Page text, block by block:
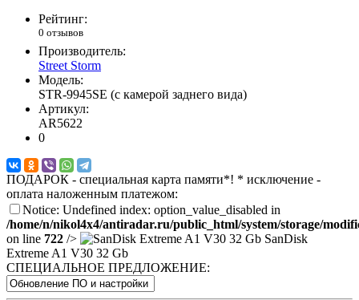
Рейтинг:
0 отзывов
Производитель:
Street Storm
Модель:
STR-9945SE (с камерой заднего вида)
Артикул:
AR5622
0
ПОДАРОК - специальная карта памяти*! * исключение -
оплата наложенным платежом:
Notice: Undefined index: option_value_disabled in
/home/n/nikol4x4/antiradar.ru/public_html/system/storage/
on line 722 />
SanDisk
Extreme A1 V30 32 Gb
СПЕЦИАЛЬНОЕ ПРЕДЛОЖЕНИЕ: